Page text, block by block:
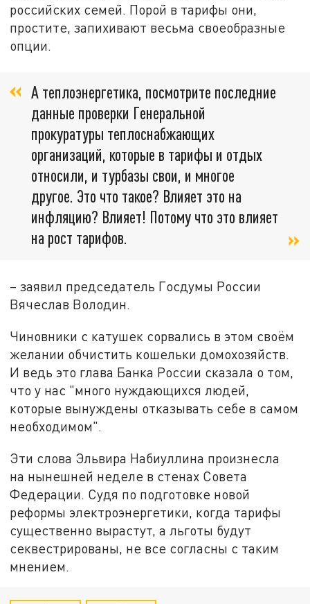
российских семей. Порой в тарифы они,
простите, запихивают весьма своеобразные
опции.
А теплоэнергетика, посмотрите последние
данные проверки Генеральной
прокуратуры теплоснабжающих
организаций, которые в тарифы и отдых
относили, и турбазы свои, и многое
другое. Это что такое? Влияет это на
инфляцию? Влияет! Потому что это влияет
на рост тарифов.
– заявил председатель Госдумы России
Вячеслав Володин.
Чиновники с катушек сорвались в этом своём
желании обчистить кошельки домохозяйств.
И ведь это глава Банка России сказала о том,
что у нас "много нуждающихся людей,
которые вынуждены отказывать себе в самом
необходимом".
Эти слова Эльвира Набиуллина произнесла
на нынешней неделе в стенах Совета
Федерации. Судя по подготовке новой
реформы электроэнергетики, когда тарифы
существенно вырастут, а льготы будут
секвестрированы, не все согласны с таким
мнением.